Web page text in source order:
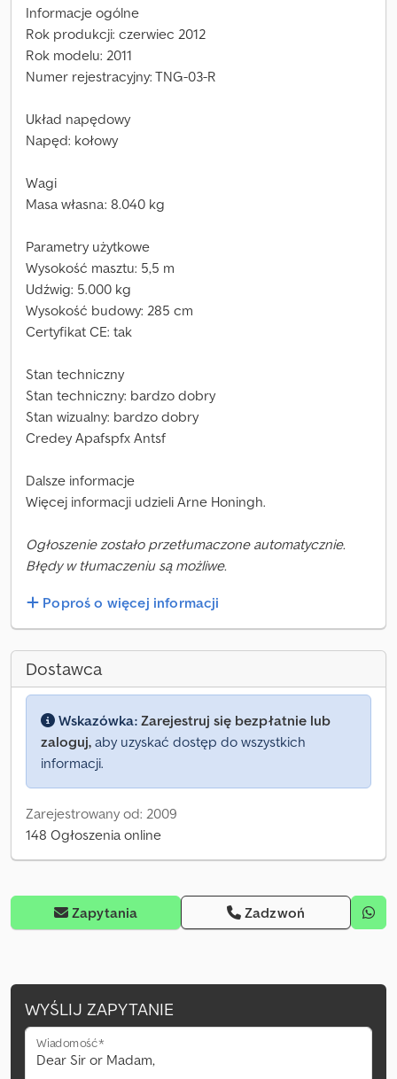
Informacje ogólne
Rok produkcji: czerwiec 2012
Rok modelu: 2011
Numer rejestracyjny: TNG-03-R
Układ napędowy
Napęd: kołowy
Wagi
Masa własna: 8.040 kg
Parametry użytkowe
Wysokość masztu: 5,5 m
Udźwig: 5.000 kg
Wysokość budowy: 285 cm
Certyfikat CE: tak
Stan techniczny
Stan techniczny: bardzo dobry
Stan wizualny: bardzo dobry
Credey Apafspfx Antsf
Dalsze informacje
Więcej informacji udzieli Arne Honingh.
Ogłoszenie zostało przetłumaczone automatycznie.
Błędy w tłumaczeniu są możliwe.
Poproś o więcej informacji
Dostawca
Wskazówka: Zarejestruj się bezpłatnie lub
zaloguj, aby uzyskać dostęp do wszystkich
informacji.
Zarejestrowany od: 2009
148 Ogłoszenia online
Zapytania Zadzwoń
WYŚLIJ ZAPYTANIE
Wiadomość*